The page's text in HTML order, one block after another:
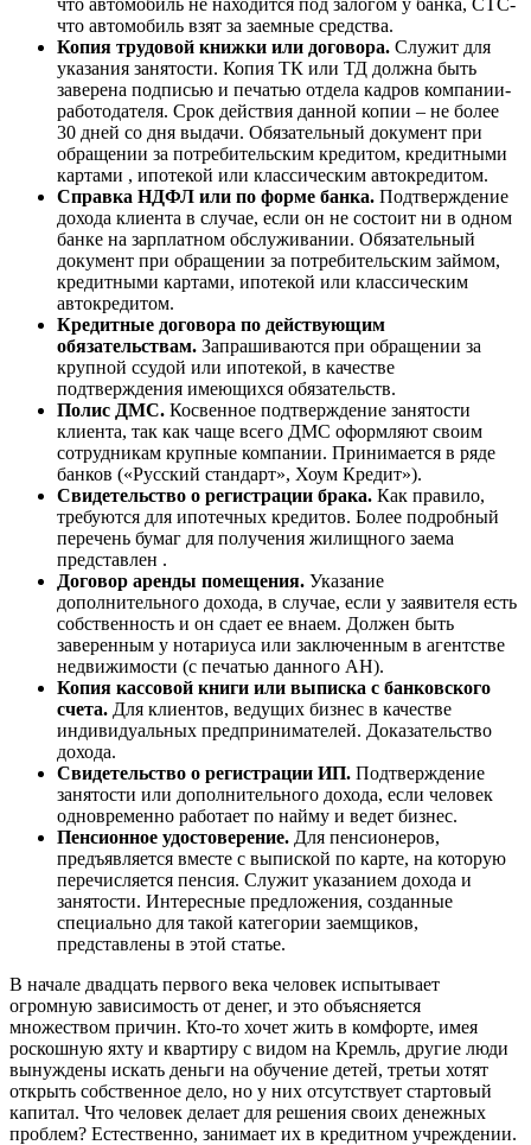
что автомобиль взят за заемные средства.
Копия трудовой книжки или договора. Служит для
указания занятости. Копия ТК или ТД должна быть
заверена подписью и печатью отдела кадров компании-
работодателя. Срок действия данной копии – не более
30 дней со дня выдачи. Обязательный документ при
обращении за потребительским кредитом, кредитными
картами , ипотекой или классическим автокредитом.
Справка НДФЛ или по форме банка. Подтверждение
дохода клиента в случае, если он не состоит ни в одном
банке на зарплатном обслуживании. Обязательный
документ при обращении за потребительским займом,
кредитными картами, ипотекой или классическим
автокредитом.
Кредитные договора по действующим
обязательствам. Запрашиваются при обращении за
крупной ссудой или ипотекой, в качестве
подтверждения имеющихся обязательств.
Полис ДМС. Косвенное подтверждение занятости
клиента, так как чаще всего ДМС оформляют своим
сотрудникам крупные компании. Принимается в ряде
банков («Русский стандарт», Хоум Кредит»).
Свидетельство о регистрации брака. Как правило,
требуются для ипотечных кредитов. Более подробный
перечень бумаг для получения жилищного заема
представлен .
Договор аренды помещения. Указание
дополнительного дохода, в случае, если у заявителя есть
собственность и он сдает ее внаем. Должен быть
заверенным у нотариуса или заключенным в агентстве
недвижимости (с печатью данного АН).
Копия кассовой книги или выписка с банковского
счета. Для клиентов, ведущих бизнес в качестве
индивидуальных предпринимателей. Доказательство
дохода.
Свидетельство о регистрации ИП. Подтверждение
занятости или дополнительного дохода, если человек
одновременно работает по найму и ведет бизнес.
Пенсионное удостоверение. Для пенсионеров,
предъявляется вместе с выпиской по карте, на которую
перечисляется пенсия. Служит указанием дохода и
занятости. Интересные предложения, созданные
специально для такой категории заемщиков,
представлены в этой статье.
В начале двадцать первого века человек испытывает
огромную зависимость от денег, и это объясняется
множеством причин. Кто-то хочет жить в комфорте, имея
роскошную яхту и квартиру с видом на Кремль, другие люди
вынуждены искать деньги на обучение детей, третьи хотят
открыть собственное дело, но у них отсутствует стартовый
капитал. Что человек делает для решения своих денежных
проблем? Естественно, занимает их в кредитном учреждении.